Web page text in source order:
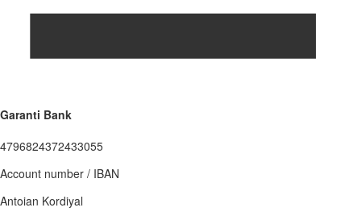
Garanti Bank
4796824372433055
Account number / IBAN
Antoian Kordiyal